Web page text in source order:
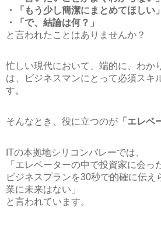
・「もう少し簡潔にまとめてほしい」
・「で、結論は何？」
と言われたことはありませんか？
忙しい現代において、端的に、わか
は、ビジネスマンにとって必須スキ
す。
そんなとき、役に立つのが 「エレベ
ITの本拠地シリコンバレーでは、
「エレベーターの中で投資家に会っ
ビジネスプランを30秒で的確に伝え
業に未来はない」
と言われています。